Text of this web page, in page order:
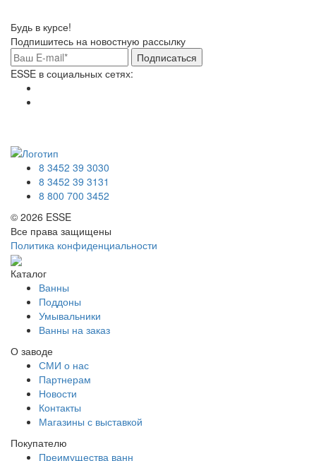
Будь в курсе!
Подпишитесь на новостную рассылку
Подписаться
ESSE в социальных сетях:
8 3452 39 3030
8 3452 39 3131
8 800 700 3452
© 2026 ESSE
Все права защищены
Политика конфиденциальности
Каталог
Ванны
Поддоны
Умывальники
Ванны на заказ
О заводе
СМИ о нас
Партнерам
Новости
Контакты
Магазины с выставкой
Покупателю
Преимущества ванн